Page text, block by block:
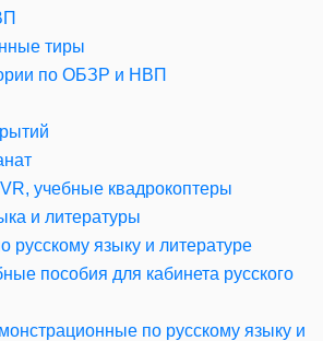
тиры
по ОБЗР и НВП
учебные квадрокоптеры
и литературы
русскому языку и литературе
пособия для кабинета русского
по русскому языку и